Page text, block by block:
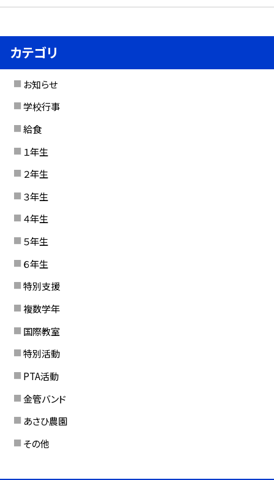
カテゴリ
お知らせ
学校行事
給食
１年生
２年生
３年生
４年生
５年生
６年生
特別支援
複数学年
国際教室
特別活動
PTA活動
金管バンド
あさひ農園
その他